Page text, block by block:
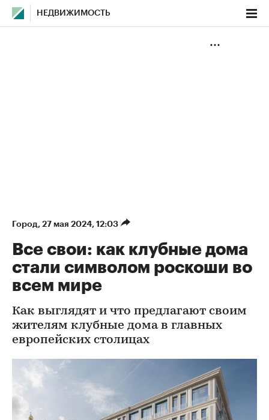
НЕДВИЖИМОСТЬ
Город⁠, 27 мая 2024, 12:03
Все свои: как клубные дома
стали символом роскоши во
всем мире
Как выглядят и что предлагают своим
жителям клубные дома в главных
европейских столицах